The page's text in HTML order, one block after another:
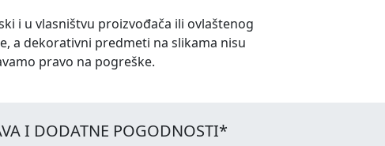
i u vlasništvu proizvođača ili ovlaštenog
a dekorativni predmeti na slikama nisu
pravo na pogreške.
I DODATNE POGODNOSTI*